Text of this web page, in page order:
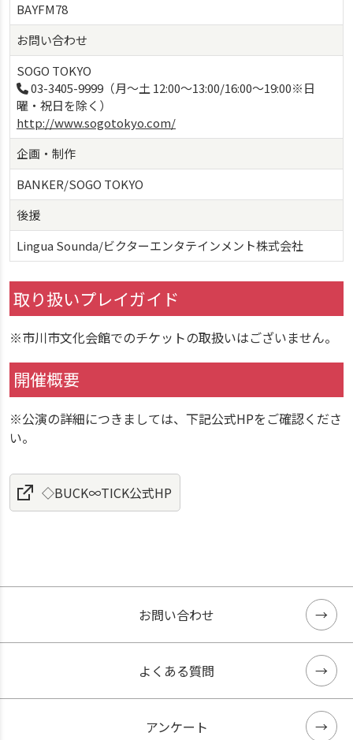
BAYFM78
お問い合わせ
SOGO TOKYO
03-3405-9999（月〜土 12:00〜13:00/16:00〜19:00※日
曜・祝日を除く）
http://www.sogotokyo.com/
企画・制作
BANKER/SOGO TOKYO
後援
Lingua Sounda/ビクターエンタテインメント株式会社
取り扱いプレイガイド
※市川市文化会館でのチケットの取扱いはございません。
開催概要
※公演の詳細につきましては、下記公式HPをご確認くださ
い。
◇BUCK∞TICK公式HP
お問い合わせ
よくある質問
アンケート